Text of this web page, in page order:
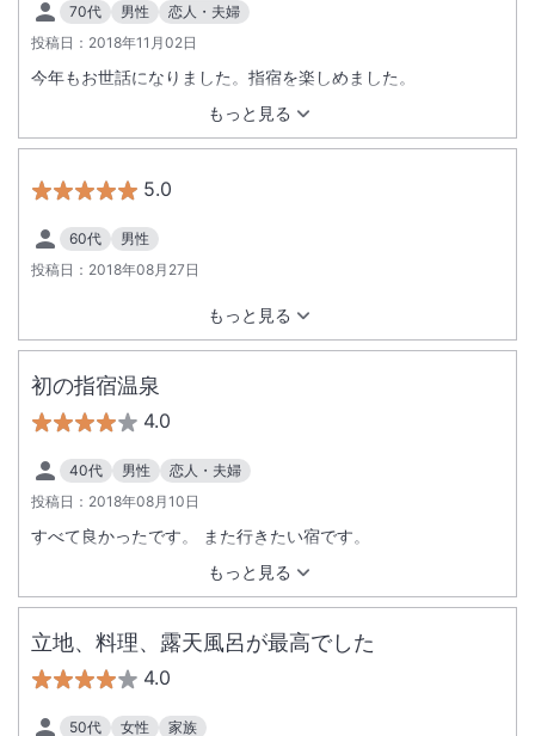
70代 男性
恋人・夫婦
投稿日： 2018年11月02日
もっと見る
今年もお世話になりました。指宿を楽しめました。
5.0
60代
男性
投稿日： 2018年08月27日
もっと見る
初の指宿温泉
4.0
40代 男性
恋人・夫婦
投稿日： 2018年08月10日
もっと見る
すべて良かったです。 また行きたい宿です。
立地、料理、露天風呂が最高でした
4.0
50代 女性 家族